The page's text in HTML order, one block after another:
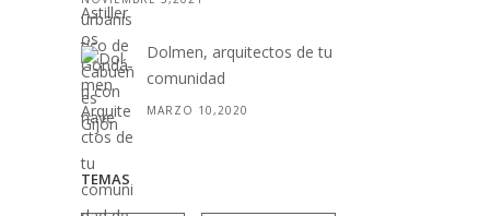
Dolmen, arquitectos de tu
comunidad
MARZO 10,2020
TEMAS